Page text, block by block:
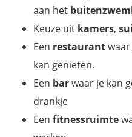
aan het
Keuze uit kamers,
Een restaurant
kan genieten.
Een barwaar je kan
drankje
Een fitnessruimte